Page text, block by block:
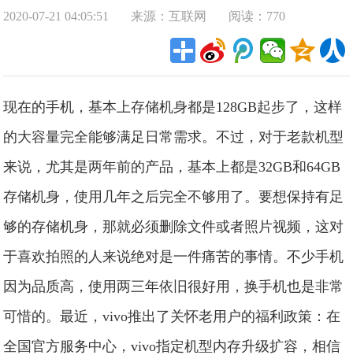
售后能升级内存的也就只有
2020-07-21 04:05:51 来源：互联网 阅读：770
现在的手机，基本上存储机身都是128GB起步了，这样
的大容量完全能够满足日常需求。不过，对于老款机型
来说，尤其是两年前的产品，基本上都是32GB和64GB
存储机身，使用几年之后完全不够用了。要想保持有足
够的存储机身，那就必须删除文件或者照片视频，这对
于喜欢拍照的人来说绝对是一件痛苦的事情。不少手机
因为品质高，使用两三年依旧很好用，换手机也是非常
可惜的。最近，vivo推出了关怀老用户的福利政策：在
全国官方服务中心，vivo指定机型内存升级扩容，相信